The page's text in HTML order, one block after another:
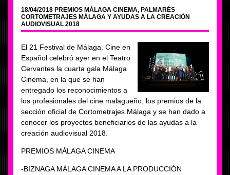
18/04/2018 PREMIOS MÁLAGA CINEMA, PALMARÉS
CORTOMETRAJES MÁLAGA Y AYUDAS A LA CREACIÓN
AUDIOVISUAL 2018
El 21 Festival de Málaga. Cine en
Español celebró ayer en el Teatro
Cervantes la cuarta gala Málaga
Cinema, en la que se han
entregado los reconocimientos a
los profesionales del cine malagueño, los premios de la
sección oficial de Cortometrajes Málaga y se han dado a
conocer los proyectos beneficiarios de las ayudas a la
creación audiovisual 2018.
PREMIOS MÁLAGA CINEMA
-BIZNAGA MÁLAGA CINEMA A LA PRODUCCIÓN